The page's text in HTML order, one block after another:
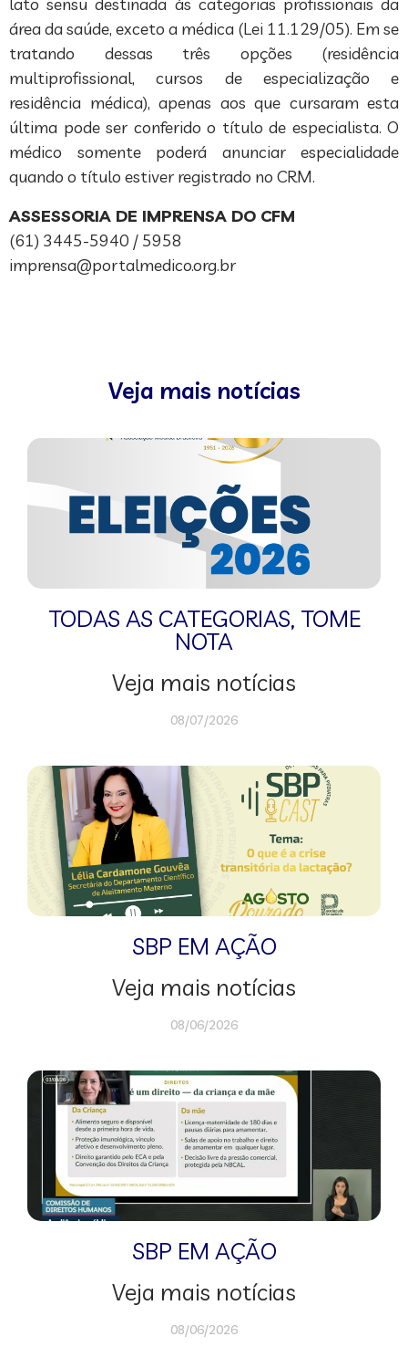
lato sensu destinada às categorias profissionais da
área da saúde, exceto a médica (Lei 11.129/05). Em se
tratando dessas três opções (residência
multiprofissional, cursos de especialização e
residência médica), apenas aos que cursaram esta
última pode ser conferido o título de especialista. O
médico somente poderá anunciar especialidade
quando o título estiver registrado no CRM.
ASSESSORIA DE IMPRENSA DO CFM
(61) 3445-5940 / 5958
imprensa@portalmedico.org.br
Veja mais notícias
TODAS AS CATEGORIAS, TOME
NOTA
Veja mais notícias
08/07/2026
SBP EM AÇÃO
Veja mais notícias
08/06/2026
SBP EM AÇÃO
Veja mais notícias
08/06/2026